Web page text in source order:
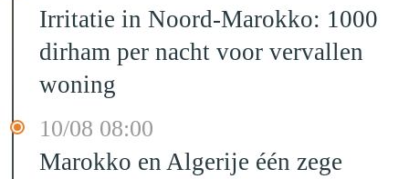
Irritatie in Noord-Marokko: 1000
dirham per nacht voor vervallen
woning
10/08 08:00
Marokko en Algerije één zege